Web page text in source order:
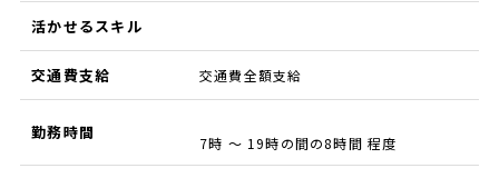
活かせるスキル
交通費支給 交通費全額支給
勤務時間
7時 ～ 19時の間の8時間 程度